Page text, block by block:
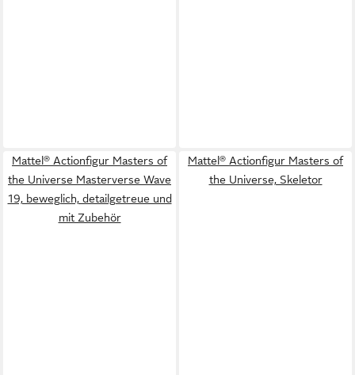
Mattel® Actionfigur Masters of
the Universe Masterverse Wave
19, beweglich, detailgetreue und
mit Zubehör
Mattel® Actionfigur Masters of
the Universe, Skeletor